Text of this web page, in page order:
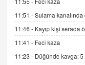
Esed
Sednaya
11.12.2024
DR.
Gerçek
11:51 -Sulama kanalında
11:46 - Kayıp kişi serada
11:41 - Feci kaza
11:23 - Düğünde kavga: 5